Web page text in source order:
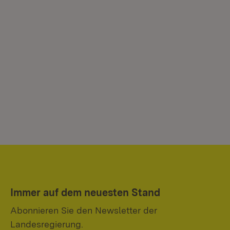
Immer auf dem neuesten Stand
Abonnieren Sie den Newsletter der
Landesregierung.